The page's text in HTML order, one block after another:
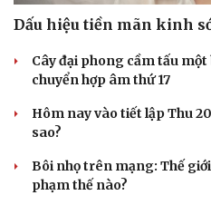
Sức khỏe
Dinh dưỡng - món ngon
Cây thuốc
Sản phụ khoa
Dấu hiệu tiền mãn kinh
Cây đại phong cầm tấu
chuyển hợp âm thứ 17
Hôm nay vào tiết lập Thu
sao?
Bôi nhọ trên mạng: Thế
phạm thế nào?